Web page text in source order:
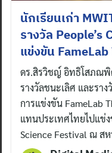
นักเรียนเก่า
รางวัล People’s
แข่งขัน
ดร.สิรวิชญ์ อิทธิโสภณพิ
รางวัลชนะเลิศ และราง
การแข่งขัน FameLab
แทนประเทศไทยไปแข่
Science Festival ณ ส